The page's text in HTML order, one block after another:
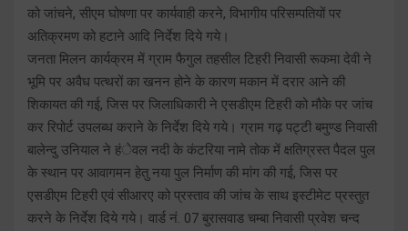
को जांचने, सीएम घोषणा पर कार्यवाही करने, विभागीय परिसम्पतियों पर
अतिक्रमण को हटाने आदि निर्देश दिये गये।
जनता मिलन कार्यक्रम में ग्राम फैगुल तहसील टिहरी निवासी रूकमा देवी ने
भूमि पर अवैध पत्थरों का खनन होने के कारण मकान में दरार आने की
शिकायत की गई, जिस पर जिलाधिकारी ने एसडीएम टिहरी को मौके पर जांच
कर रिपोर्ट उपलब्ध कराने के निर्देश दिये गये। ग्राम गढ़ पट्टी बमुण्ड निवासी
बालेन्दु उनियाल ने हंेवल नदी के कंटरिया नामे तोक में क्षतिग्रस्त पैदल पुल
के स्थान पर आवागमन हेतु नया पुल निर्माण की मांग की गई, जिस पर
एसडीएम टिहरी एवं सीआरए को प्रस्ताव की जांच के साथ इस्टीमेट प्रस्तुत
करने के निर्देश दिये गये। वार्ड नं. 07 बुरासवाड चम्बा निवासी प्रवेश चन्द